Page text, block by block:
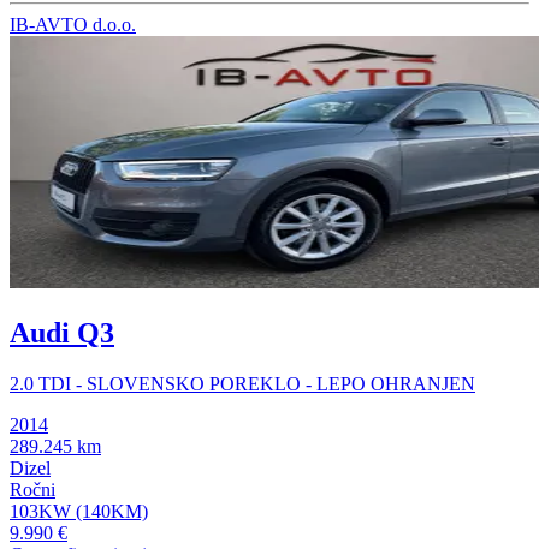
IB-AVTO d.o.o.
Audi Q3
2.0 TDI - SLOVENSKO POREKLO - LEPO OHRANJEN
2014
289.245 km
Dizel
Ročni
103KW (140KM)
9.990 €